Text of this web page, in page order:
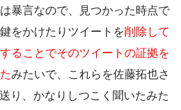
暴言なので、見つかった時点で
をかけたりツイートを削除して
ることでそのツイートの証拠を
みたいで、これらを佐藤拓也さ
り、かなりしつこく聞いたみた